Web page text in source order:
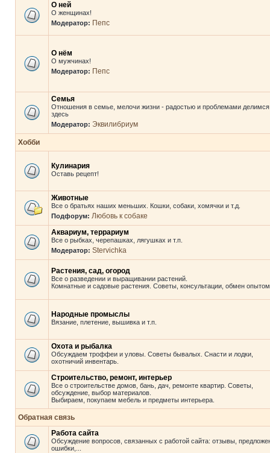
О ней
О женщинах!
Модератор: Пепс
О нём
О мужчинах!
Модератор: Пепс
Семья
Отношения в семье, мелочи жизни - радостью и проблемами делимся
здесь
Модератор: Эквилибриум
Хобби
Кулинария
Оставь рецепт!
Животные
Все о братьях наших меньших. Кошки, собаки, хомячки и т.д.
Подфорум: Любовь к собаке
Аквариум, террариум
Все о рыбках, черепашках, лягушках и т.п.
Модератор: Stervichka
Растения, сад, огород
Все о разведении и выращивании растений.
Комнатные и садовые растения. Советы, консультации, обмен
Народные промыслы
Вязание, плетение, вышивка и т.п.
Охота и рыбалка
Обсуждаем троффеи и уловы. Советы бывалых. Снасти и лодки,
охотничий инвентарь.
Строительство, ремонт, интерьер
Все о строительстве домов, бань, дач, ремонте квартир. Советы,
обсуждение, выбор материалов.
Выбираем, покупаем мебель и предметы интерьера.
Обратная связь
Работа сайта
Обсуждение вопросов, связанных с работой сайта: отзывы,
ошибки,...